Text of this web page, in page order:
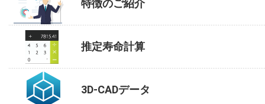
特徴のご紹介
推定寿命計算
3D-CADデータ